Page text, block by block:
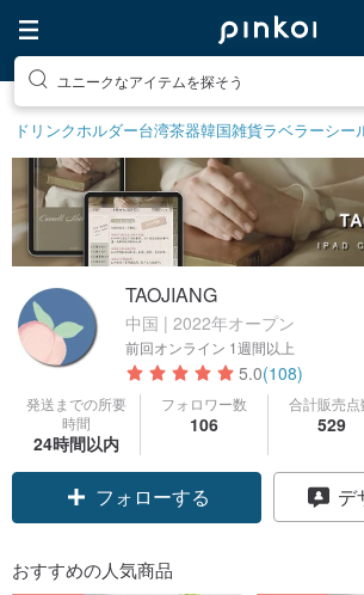
素敵な生活グッズを探そう
ドリンクホルダー台湾茶器韓国雑貨ラベラーシー
TAOJIANG
中国 | 2022年オープン
前回オンライン 1週間以上
5.0(108)
発送までの所要
時間
24時間以内
フォロワー数
106
合計販売点
529
フォローする デ
おすすめの人気商品